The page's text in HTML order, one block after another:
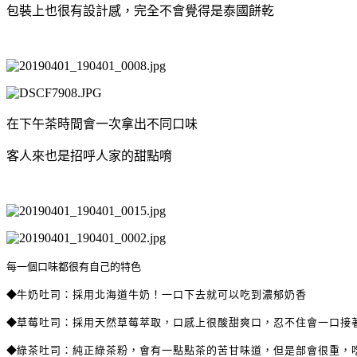
包裝上也很有設計感，完全不會覺得是泰國餅乾
在下午茶時間會一次拿出不同口味
客人來也是招呼人家的甜點唷
每一個口味都很有自己的特色
◆牛奶吐司：採用北海道牛奶！一口下去就可以吃到濃郁奶香
◆草莓吐司：採用天然草莓萃取，口感上很酸甜爽口，忍不住會一口接
◆綠茶吐司：純正綠茶粉，會有一點點茶的苦甘味道，但是部會很重，